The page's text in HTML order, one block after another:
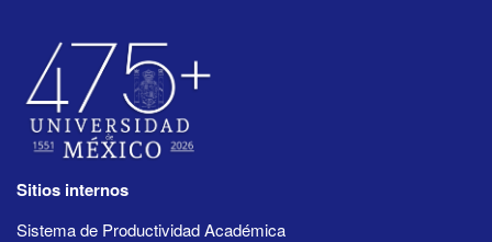
Sitios internos
Sistema de Productividad Académica